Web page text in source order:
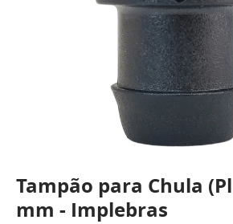
Tampão para Chula
mm - Implebras